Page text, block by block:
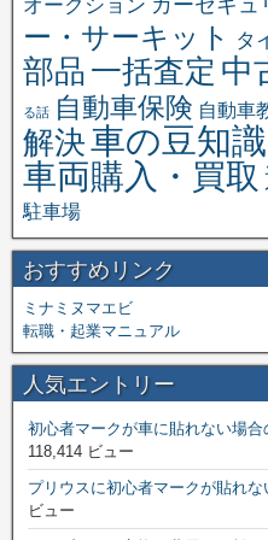
オークション カーセキュ
ー・サーキット
タ
部品 一括査定 中
る話 自動車保険 自動車
解決車の豆知識
車両購入・買取
駐車場
おすすめリンク
ミナミヌマエビ
転職・起業マニュアル
人気エントリー
初心者マークが車に貼れない場
118,414 ビュー
プリウスに初心者マークが貼れ
ビュー